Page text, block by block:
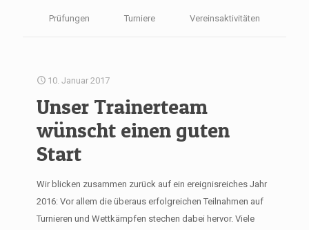
Prüfungen Turniere Vereinsaktivitäten
10. Januar 2017
Unser Trainerteam
wünscht einen guten
Start
Wir blicken zusammen zurück auf ein ereignisreiches Jahr
2016: Vor allem die überaus erfolgreichen Teilnahmen auf
Turnieren und Wettkämpfen stechen dabei hervor. Viele